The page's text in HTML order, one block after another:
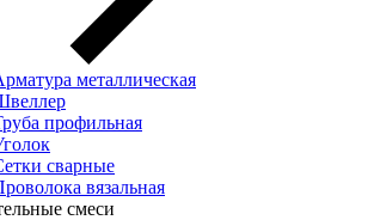
металлическая
профильная
сварные
вязальная
смеси